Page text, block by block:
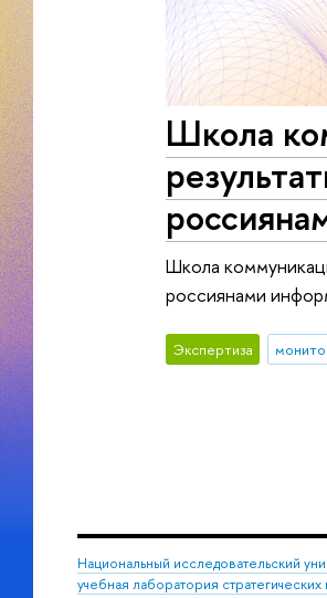
Школа
Школа
россиянами
Экспертиза
Национальный исследовательский
учебная лаборатория